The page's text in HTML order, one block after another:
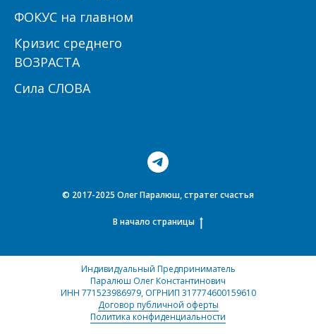
ФОКУС на главном
Кризис среднего
ВОЗРАСТА
Сила СЛОВА
© 2017-2025 Олег Паралюш, стратег счастья
В начало страницы
Индивидуальный Предприниматель
Паралюш Олег Константинович
ИНН 771523986979, ОГРНИП 317774600159610
Договор публичной оферты
Политика конфиденциальности